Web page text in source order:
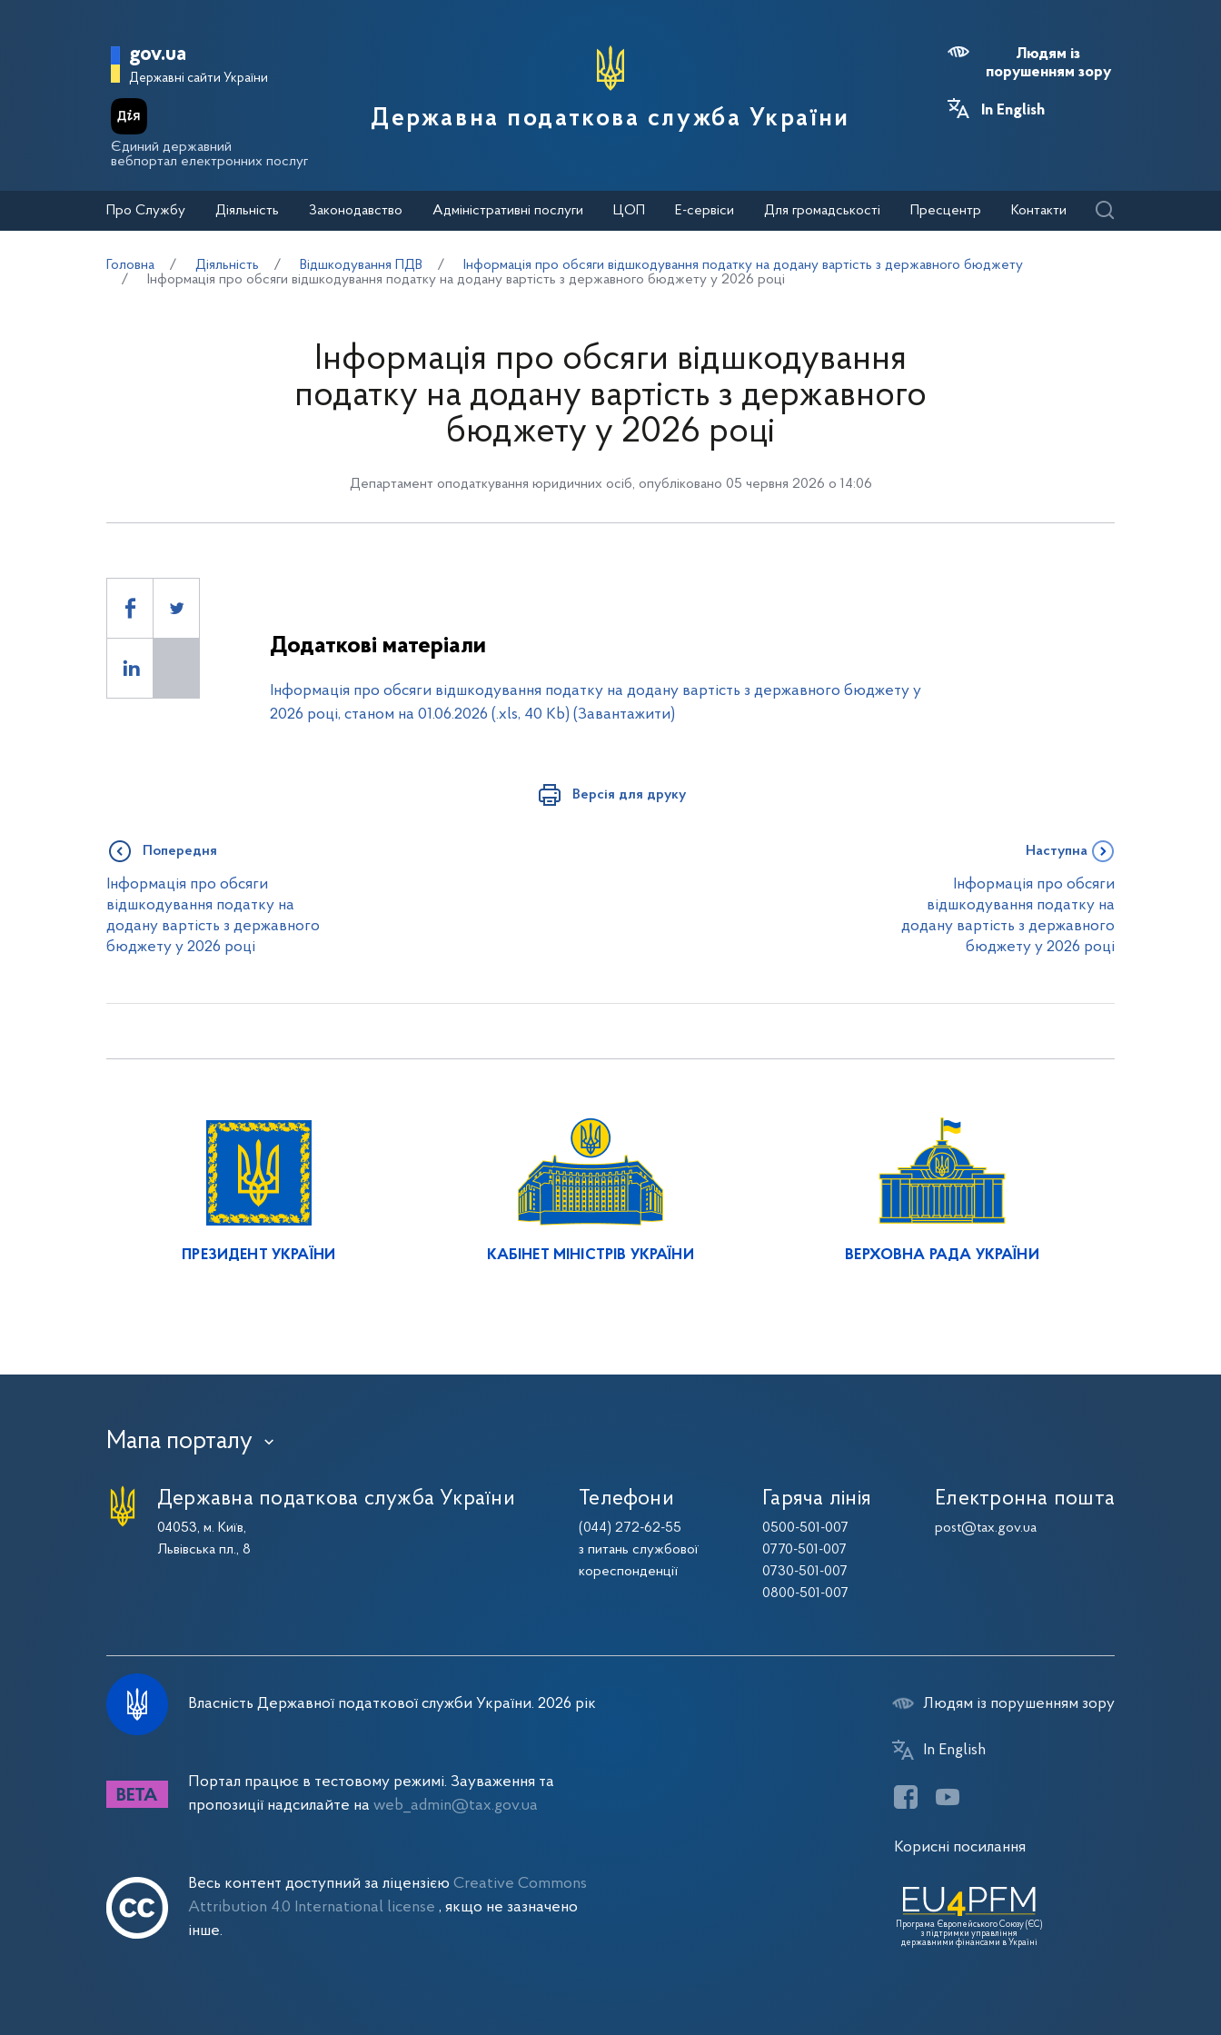
Головна сторінка Державної податкової служби України
gov.ua
Державні сайти України
Єдиний державний
вебпортал електронних послуг
Державна податкова служба України
Людям із
порушенням зору
In English
Про Службу Діяльність Законодавство Адміністративні послуги ЦОП Е-сервіси Для громадськості Пресцентр Контакти
Головна Діяльність Відшкодування ПДВ
Інформація про обсяги відшкодування податку на додану вартість з державного бюджету
Інформація про обсяги відшкодування податку на додану вартість з державного бюджету у 2026 році
Інформація про обсяги відшкодування
податку на додану вартість з державного
бюджету у 2026 році
Департамент оподаткування юридичних осіб, опубліковано 05 червня 2026 о 14:06
Додаткові матеріали
Інформація про обсяги відшкодування податку на додану вартість з державного бюджету у
2026 році, станом на 01.06.2026 (.xls, 40 Kb) (Завантажити)
Версія для друку
Попередня
Інформація про обсяги
відшкодування податку на
додану вартість з державного
бюджету у 2026 році
Наступна
Інформація про обсяги
відшкодування податку на
додану вартість з державного
бюджету у 2026 році
ПРЕЗИДЕНТ УКРАЇНИ КАБІНЕТ МІНІСТРІВ УКРАЇНИ ВЕРХОВНА РАДА УКРАЇНИ
Мапа порталу ›
Державна податкова служба України
04053, м. Київ,
Львівська пл., 8
Телефони
(044) 272-62-55
з питань службової
кореспонденції
Гаряча лінія
0500-501-007
0770-501-007
0730-501-007
0800-501-007
Електронна пошта
post@tax.gov.ua
Власність Державної податкової служби України. 2026 рік
Портал працює в тестовому режимі. Зауваження та
пропозиції надсилайте на web_admin@tax.gov.ua
Весь контент доступний за ліцензією Creative Commons
Attribution 4.0 International license , якщо не зазначено
інше.
Людям із порушенням зору
In English
Корисні посилання
Програма Європейського Союзу (ЄС)
з підтримки управління
державними фінансами в Україні